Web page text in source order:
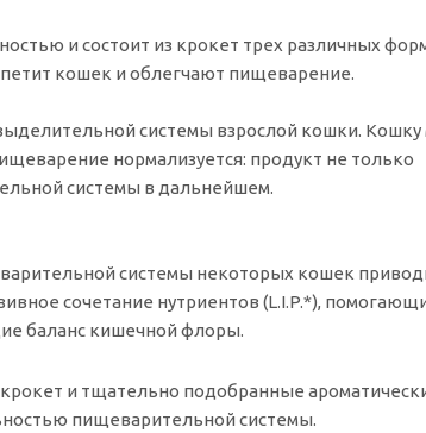
и состоит из крокет трех различных
кошек и облегчают пищеварение.
системы взрослой кошки.
нормализуется: продукт не только
системы в дальнейшем.
системы некоторых кошек
сочетание нутриентов (L.I.P.*),
баланс кишечной флоры.
и тщательно подобранные
пищеварительной системы.